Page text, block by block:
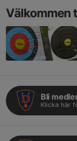
Välkommen
Bli
Klicka här